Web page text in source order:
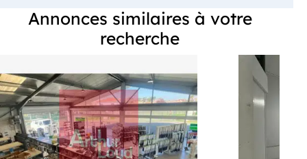
Annonces similaires à votre
recherche